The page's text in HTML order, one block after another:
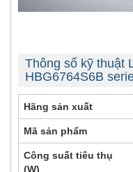
Thông số kỹ thuật
HBG6764S6B
Hãng sản xuất
Mã sản phẩm
Công suất tiêu thụ
(W)